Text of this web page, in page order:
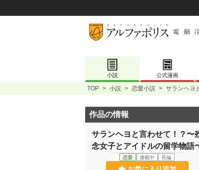
小説 公式漫画
TOP > 小説 > 恋愛小説 > サランヘヨ
作品の情報
サランヘヨと言わせて！？〜
念女子とアイドルの留学物語
恋愛 連載中 長編